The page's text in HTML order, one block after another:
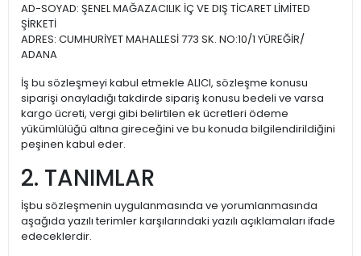
AD-SOYAD: ŞENEL MAĞAZACILIK İÇ VE DIŞ TİCARET LİMİTED
ŞİRKETİ
ADRES: CUMHURİYET MAHALLESİ 773 SK. NO:10/1 YÜREĞİR/
ADANA
İş bu sözleşmeyi kabul etmekle ALICI, sözleşme konusu
siparişi onayladığı takdirde sipariş konusu bedeli ve varsa
kargo ücreti, vergi gibi belirtilen ek ücretleri ödeme
yükümlülüğü altına gireceğini ve bu konuda bilgilendirildiğini
peşinen kabul eder.
2. TANIMLAR
İşbu sözleşmenin uygulanmasında ve yorumlanmasında
aşağıda yazılı terimler karşılarındaki yazılı açıklamaları ifade
edeceklerdir.